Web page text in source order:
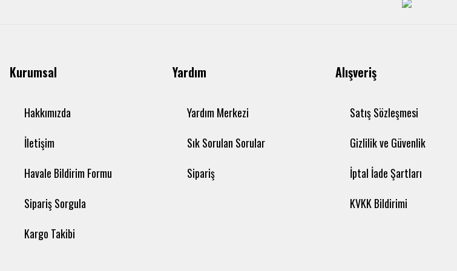
Kurumsal
Hakkımızda
İletişim
Havale Bildirim Formu
Sipariş Sorgula
Kargo Takibi
Yardım
Yardım Merkezi
Sık Sorulan Sorular
Sipariş
Alışveriş
Satış Sözleşmesi
Gizlilik ve Güvenlik
İptal İade Şartları
KVKK Bildirimi